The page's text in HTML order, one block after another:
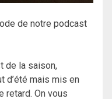
de notre podcast
de la saison,
d’été mais mis en
retard. On vous